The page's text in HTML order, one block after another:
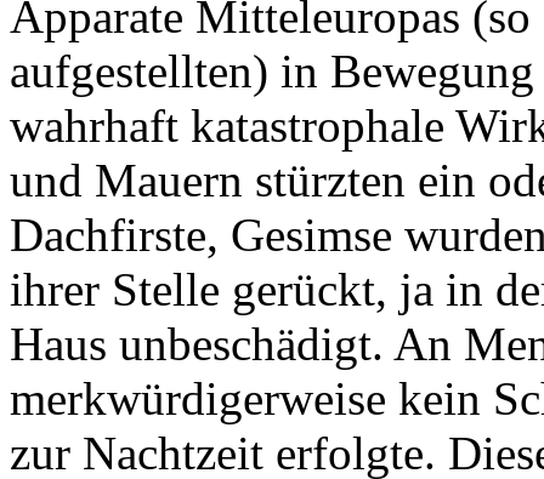
Apparate Mitteleuropas
aufgestellten) in
wahrhaft katastrophale
und Mauern stürzten ein
Dachfirste, Gesimse
ihrer Stelle gerückt, ja in
Haus unbeschädigt. An
merkwürdigerweise kein
zur Nachtzeit erfolgte.